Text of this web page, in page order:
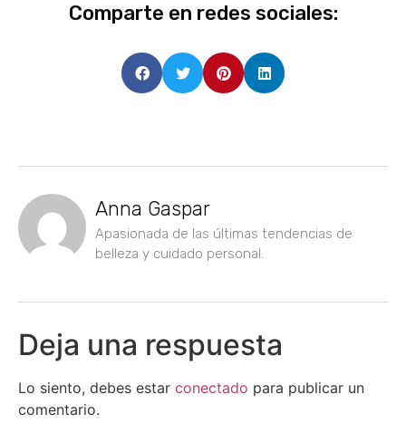
Comparte en redes sociales:
Anna Gaspar
Apasionada de las últimas tendencias de
belleza y cuidado personal.
Deja una respuesta
Lo siento, debes estar conectado para publicar un
comentario.